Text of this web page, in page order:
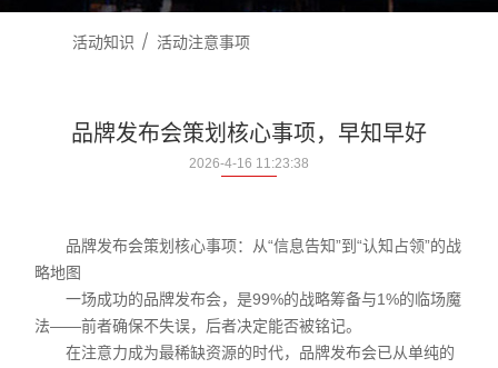
活动知识 活动注意事项
品牌发布会策划核心事项，早知早好
2026-4-16 11:23:38
品牌发布会策划核心事项：从“信息告知”到“认知占领”的战
略地图
一场成功的品牌发布会，是99%的战略筹备与1%的临场魔
法——前者确保不失误，后者决定能否被铭记。
在注意力成为最稀缺资源的时代，品牌发布会已从单纯的